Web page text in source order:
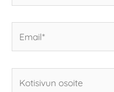
osoite